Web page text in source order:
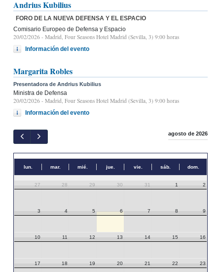
Andrius Kubilius
FORO DE LA NUEVA DEFENSA Y EL ESPACIO
Comisario Europeo de Defensa y Espacio
20/02/2026 - Madrid, Four Seasons Hotel Madrid (Sevilla, 3) 9:00 horas
Información del evento
Margarita Robles
Presentadora de Andrius Kubilius
Ministra de Defensa
20/02/2026 - Madrid, Four Seasons Hotel Madrid (Sevilla, 3) 9:00 horas
Información del evento
agosto de 2026
lun. mar. mié. jue. vie. sáb. dom.
27 28 29 30 31 1 2
3 4 5 6 7 8 9
10 11 12 13 14 15 16
17 18 19 20 21 22 23